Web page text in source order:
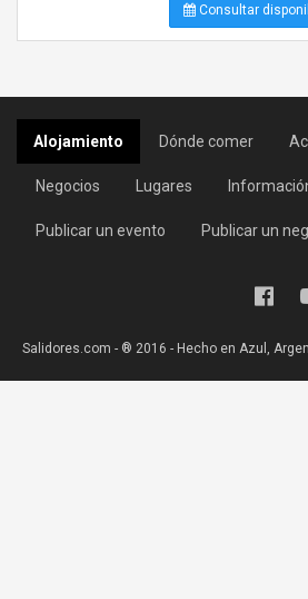
Consultar
Alojamiento Dónde comer
Negocios Lugares
Publicar un evento Publicar un
Salidores.com - ® 2016 - Hecho en Azul,